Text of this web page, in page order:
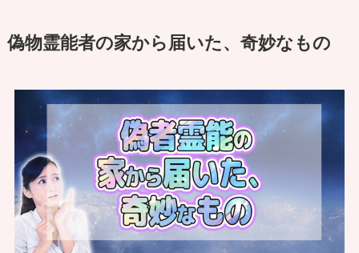
偽物霊能者の家から届いた、奇妙なもの